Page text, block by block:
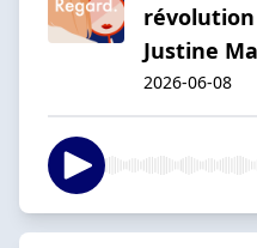
révolution
Justine
2026-06-08